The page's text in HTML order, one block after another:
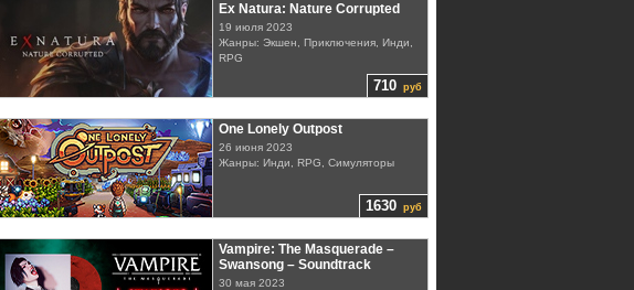
710 руб
Ex Natura: Nature Corrupted
19 июля 2023
Жанры: Экшен, Приключения, Инди,
RPG
1630 руб
One Lonely Outpost
26 июня 2023
Жанры: Инди, RPG, Симуляторы
Vampire: The Masquerade –
Swansong – Soundtrack
30 мая 2023